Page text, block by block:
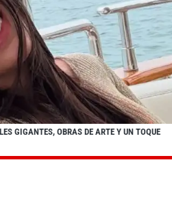
GIGANTES, OBRAS DE ARTE Y UN TOQUE